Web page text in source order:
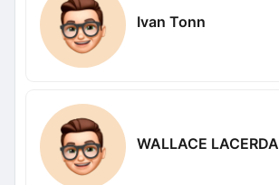
Ivan Tonn
WALLACE LACERDA